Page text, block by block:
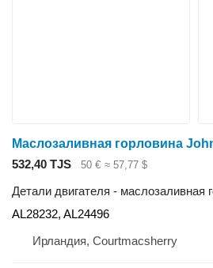
532,40 TJS 50 € ≈ 57,77 $
Детали двигателя - маслозаливная
AL28232, AL24496
Ирландия, Courtmacsherry